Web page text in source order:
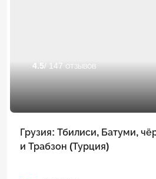
4.5/ 147 отзывов
Грузия: Тбилиси, Батуми,
и Трабзон (Турция)